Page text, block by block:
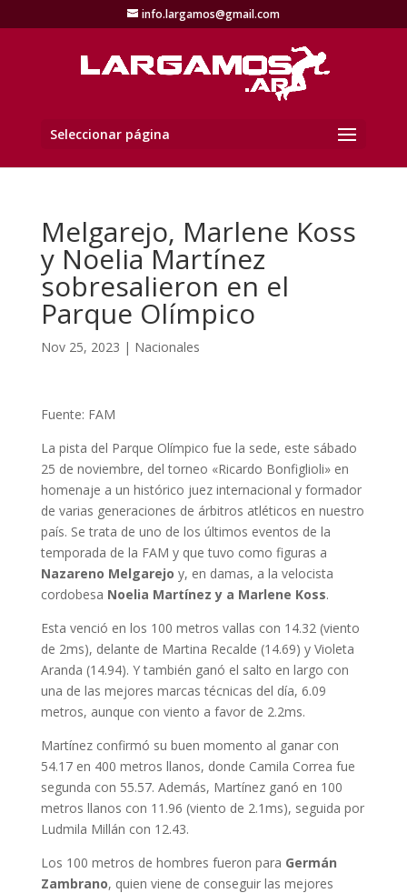
info.largamos@gmail.com
Seleccionar página
Melgarejo, Marlene Koss
y Noelia Martínez
sobresalieron en el
Parque Olímpico
Nov 25, 2023 | Nacionales
Fuente: FAM
La pista del Parque Olímpico fue la sede, este sábado
25 de noviembre, del torneo «Ricardo Bonfiglioli» en
homenaje a un histórico juez internacional y formador
de varias generaciones de árbitros atléticos en nuestro
país. Se trata de uno de los últimos eventos de la
temporada de la FAM y que tuvo como figuras a
Nazareno Melgarejo y, en damas, a la velocista
cordobesa Noelia Martínez y a Marlene Koss.
Esta venció en los 100 metros vallas con 14.32 (viento
de 2ms), delante de Martina Recalde (14.69) y Violeta
Aranda (14.94). Y también ganó el salto en largo con
una de las mejores marcas técnicas del día, 6.09
metros, aunque con viento a favor de 2.2ms.
Martínez confirmó su buen momento al ganar con
54.17 en 400 metros llanos, donde Camila Correa fue
segunda con 55.57. Además, Martínez ganó en 100
metros llanos con 11.96 (viento de 2.1ms), seguida por
Ludmila Millán con 12.43.
Los 100 metros de hombres fueron para Germán
Zambrano, quien viene de conseguir las mejores